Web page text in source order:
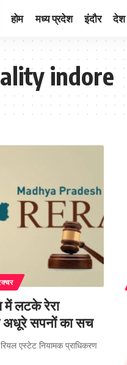
होम मध्य प्रदेश इंदौर देश
indore
में लटके रेरा
अधूरे सपनों का सच
एस्टेट नियामक प्राधिकरण